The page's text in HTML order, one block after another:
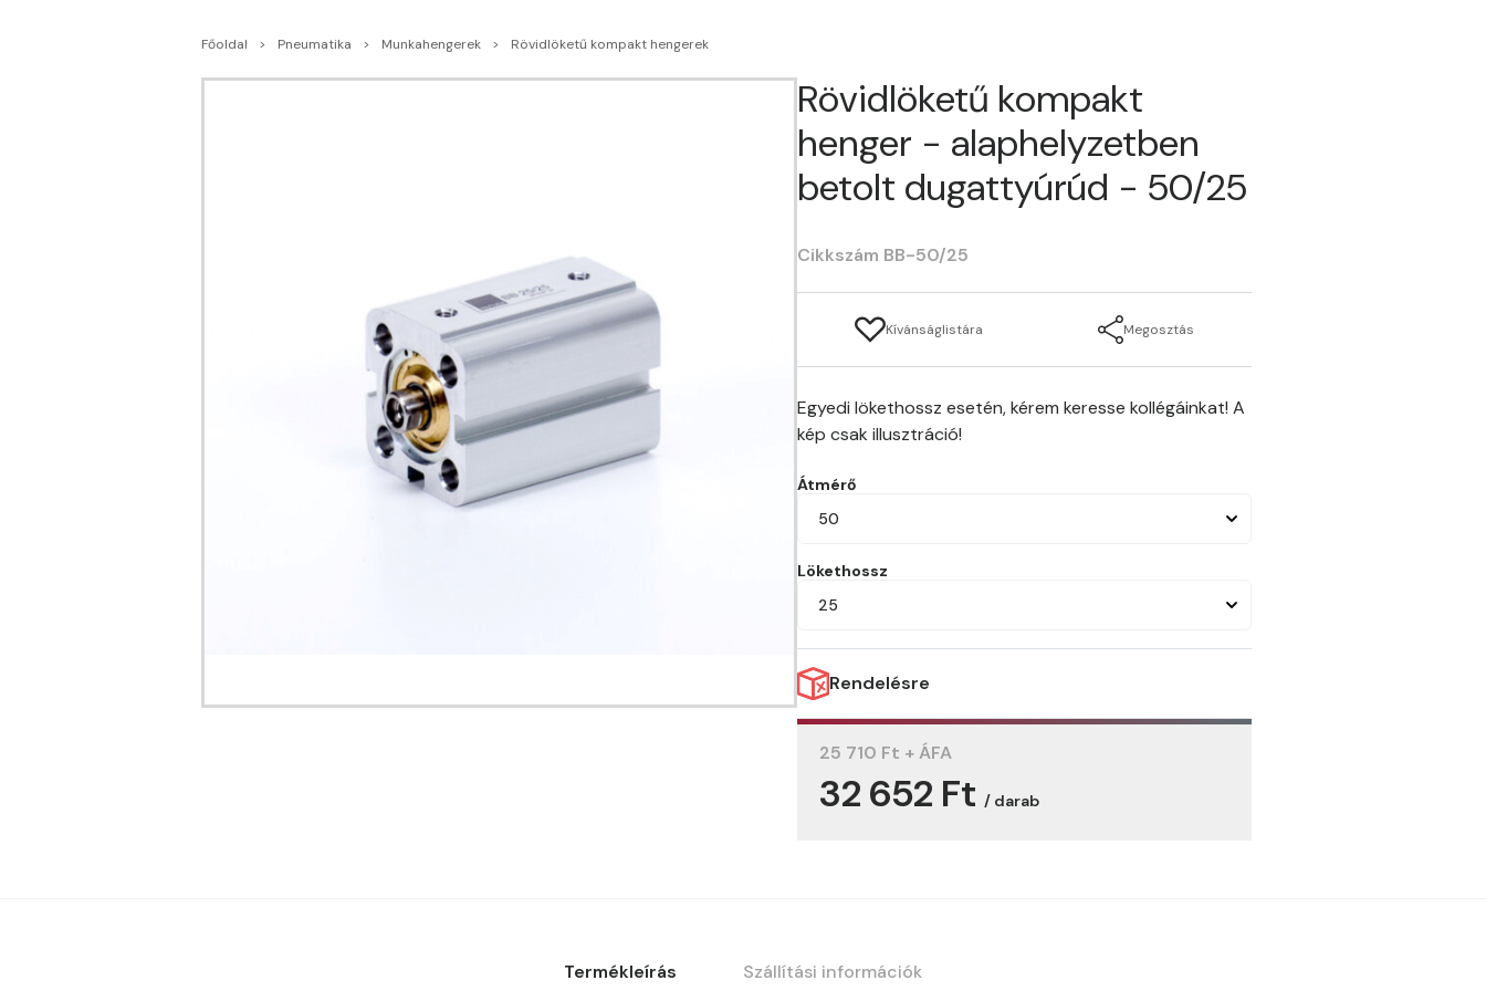
Főoldal Pneumatika Munkahengerek Rövidlöketű kompakt hengerek
Rövidlöketű kompakt
henger - alaphelyzetben
betolt dugattyúrúd - 50/25
Cikkszám BB-50/25
Kívánságlistára Megosztás
Egyedi lökethossz esetén, kérem keresse kollégáinkat! A
kép csak illusztráció!
Átmérő
50
Lökethossz
25
Rendelésre
25 710 Ft + ÁFA
32 652 Ft / darab
Termékleírás Szállítási információk